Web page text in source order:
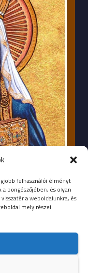
felhasználói élményt
böngészőjében, és olyan
a weboldalunkra, és
mely részei